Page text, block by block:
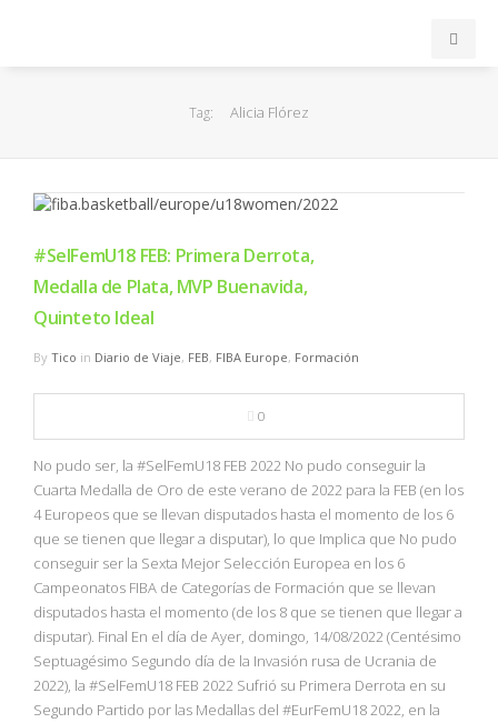
EuroLeague
FIBA
OTROS
NBA
MULTIMEDIA
RIO 2016
Tag: Alicia Flórez
#SelFemU18 FEB: Primera Derrota,
Medalla de Plata, MVP Buenavida,
Quinteto Ideal
By Tico in Diario de Viaje, FEB, FIBA Europe, Formación
0
No pudo ser, la #SelFemU18 FEB 2022 No pudo conseguir la
Cuarta Medalla de Oro de este verano de 2022 para la FEB (en los
4 Europeos que se llevan disputados hasta el momento de los 6
que se tienen que llegar a disputar), lo que Implica que No pudo
conseguir ser la Sexta Mejor Selección Europea en los 6
Campeonatos FIBA de Categorías de Formación que se llevan
disputados hasta el momento (de los 8 que se tienen que llegar a
disputar). Final En el día de Ayer, domingo, 14/08/2022 (Centésimo
Septuagésimo Segundo día de la Invasión rusa de Ucrania de
2022), la #SelFemU18 FEB 2022 Sufrió su Primera Derrota en su
Segundo Partido por las Medallas del #EurFemU18 2022, en la